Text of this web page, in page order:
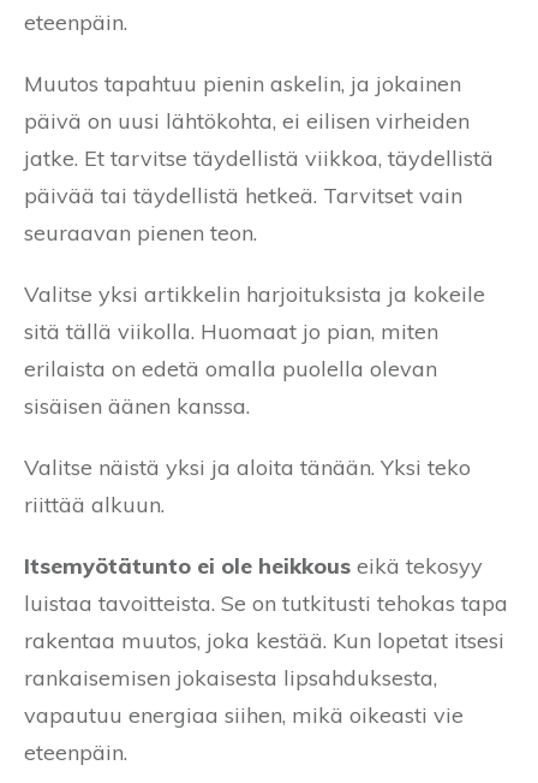
eteenpäin.
Muutos tapahtuu pienin askelin, ja jokainen
päivä on uusi lähtökohta, ei eilisen virheiden
jatke. Et tarvitse täydellistä viikkoa, täydellistä
päivää tai täydellistä hetkeä. Tarvitset vain
seuraavan pienen teon.
Valitse yksi artikkelin harjoituksista ja kokeile
sitä tällä viikolla. Huomaat jo pian, miten
erilaista on edetä omalla puolella olevan
sisäisen äänen kanssa.
Valitse näistä yksi ja aloita tänään. Yksi teko
riittää alkuun.
Itsemyötätunto ei ole heikkous eikä tekosyy
luistaa tavoitteista. Se on tutkitusti tehokas tapa
rakentaa muutos, joka kestää. Kun lopetat itsesi
rankaisemisen jokaisesta lipsahduksesta,
vapautuu energiaa siihen, mikä oikeasti vie
eteenpäin.